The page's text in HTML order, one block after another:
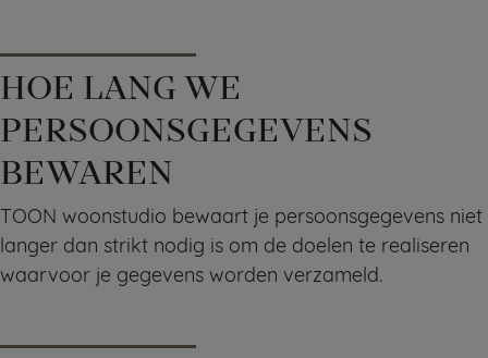
HOE LANG WE
PERSOONSGEGEVENS
BEWAREN
TOON woonstudio bewaart je persoonsgegevens niet
langer dan strikt nodig is om de doelen te realiseren
waarvoor je gegevens worden verzameld.